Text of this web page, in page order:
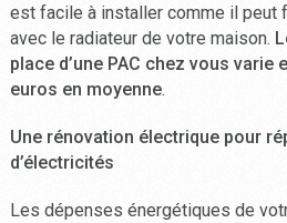
est facile à installer comme il peut
avec le radiateur de votre maison.
place d’une PAC chez vous varie
euros en moyenne.
Une rénovation électrique pour
d’électricités
Les dépenses énergétiques de